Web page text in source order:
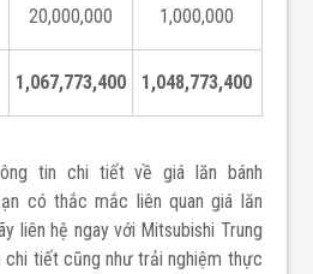
20,000,000 1,000,000
1,067,773,400 1,048,773,400
tin chi tiết về giá lăn bánh
có thắc mắc liên quan giá lăn
liên hệ ngay với Mitsubishi Trung
chi tiết cũng như trải nghiệm thực